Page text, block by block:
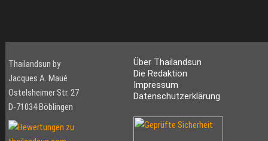
Thailandsun by
Jacques A. Maué
Ostelsheimer Str. 27
D-71034 Böblingen
Über Thailandsun
Die Redaktion
Impressum
Datenschutzerklärung